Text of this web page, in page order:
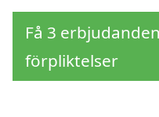
Få 3
förpliktelser